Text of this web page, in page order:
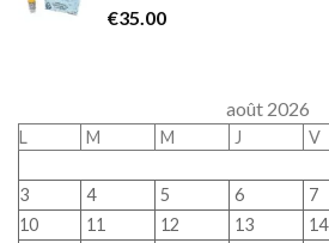
€35.00
août 2026
L M M J V
3
4 5 6 7
10
11 12 13 14